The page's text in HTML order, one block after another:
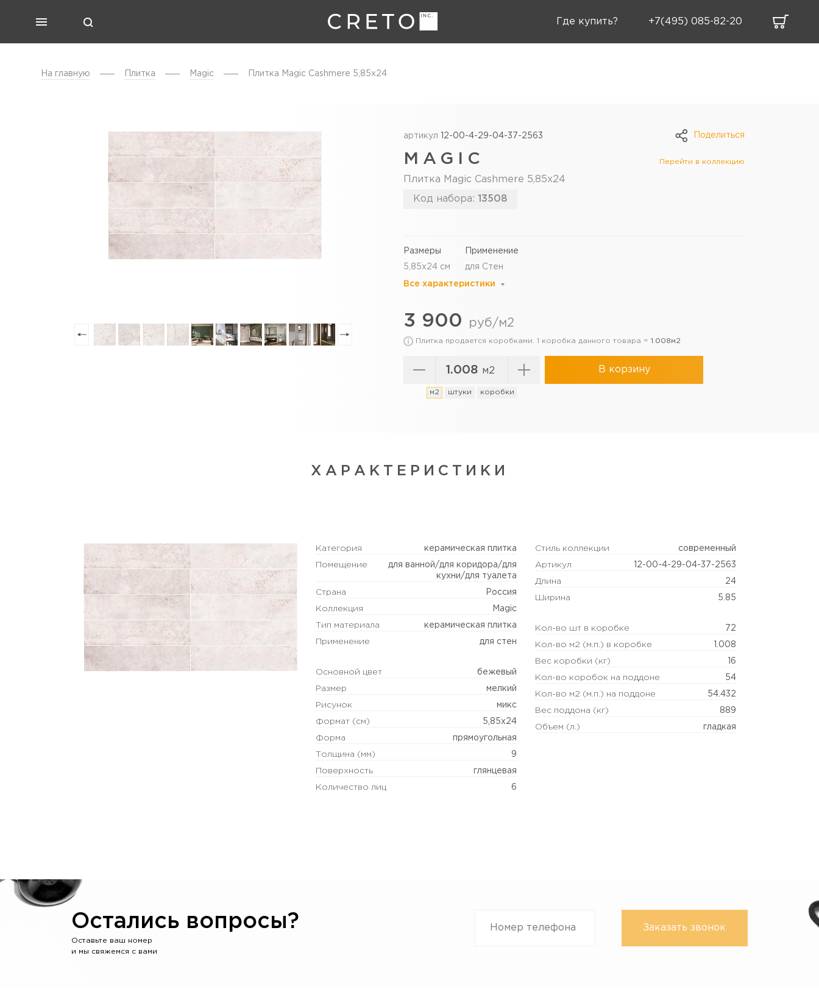
Где купить? +7(495) 085-82-20
На главную Плитка Magic Плитка Magic Cashmere 5,85x24
Поделиться
артикул 12-00-4-29-04-37-2563
MAGIC Перейти в коллекцию
Плитка Magic Cashmere 5,85x24
Код набора: 13508
Размеры
5,85x24 см
Применение
для Стен
Все характеристики
3 900 руб/м2
Плитка продается коробками. 1 коробка данного товара = 1.008м2
м2
м2 штуки коробки
В корзину
ХАРАКТЕРИСТИКИ
Категория керамическая плитка
Помещение
для ванной/для коридора/для
кухни/для туалета
Страна Россия
Коллекция Magic
Тип материала керамическая плитка
Применение для стен
Основной цвет бежевый
Размер мелкий
Рисунок микс
Формат (см) 5,85x24
Форма прямоугольная
Толщина (мм) 9
Поверхность глянцевая
Количество лиц 6
Стиль коллекции современный
Артикул 12-00-4-29-04-37-2563
Длина 24
Ширина 5.85
Кол-во шт в коробке 72
Кол-во м2 (м.п.) в коробке 1.008
Вес коробки (кг) 16
Кол-во коробок на поддоне 54
Кол-во м2 (м.п.) на поддоне 54.432
Вес поддона (кг) 889
Объем (л.) гладкая
Остались вопросы?
Оставьте ваш номер
и мы свяжемся с вами